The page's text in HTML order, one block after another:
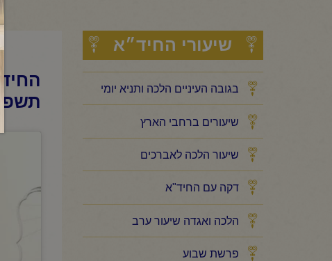
שיעורי החיד״א
בגובה העיניים הלכה ותניא יומי
שיעורים ברחבי הארץ
שיעור הלכה לאברכים
דקה עם החיד"א
הלכה ואגדה שיעור ערב
פרשת שבוע